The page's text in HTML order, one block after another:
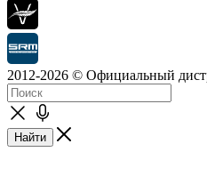
2012-2026 © Официальный
Найти